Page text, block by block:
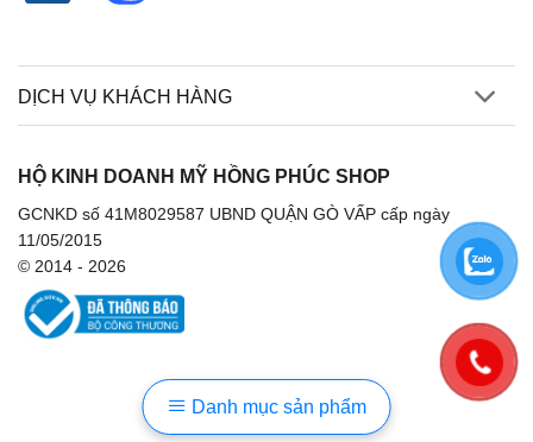
DỊCH VỤ KHÁCH HÀNG
HỘ KINH DOANH MỸ HỒNG PHÚC SHOP
GCNKD số 41M8029587 UBND QUẬN GÒ VẤP cấp ngày
11/05/2015
© 2014 - 2026
Danh mục sản phẩm